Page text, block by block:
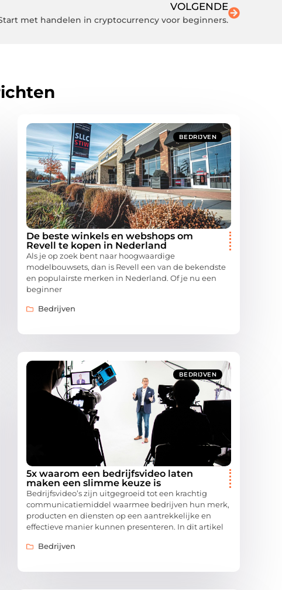
VOLGENDE
met handelen in cryptocurrency voor beginners.
BEDRIJVEN
De beste winkels en webshops om
Revell te kopen in Nederland
Als je op zoek bent naar hoogwaardige
modelbouwsets, dan is Revell een van de bekendste
en populairste merken in Nederland. Of je nu een
beginner
Bedrijven
BEDRIJVEN
5x waarom een bedrijfsvideo laten
maken een slimme keuze is
Bedrijfsvideo’s zijn uitgegroeid tot een krachtig
communicatiemiddel waarmee bedrijven hun merk,
producten en diensten op een aantrekkelijke en
effectieve manier kunnen presenteren. In dit artikel
Bedrijven